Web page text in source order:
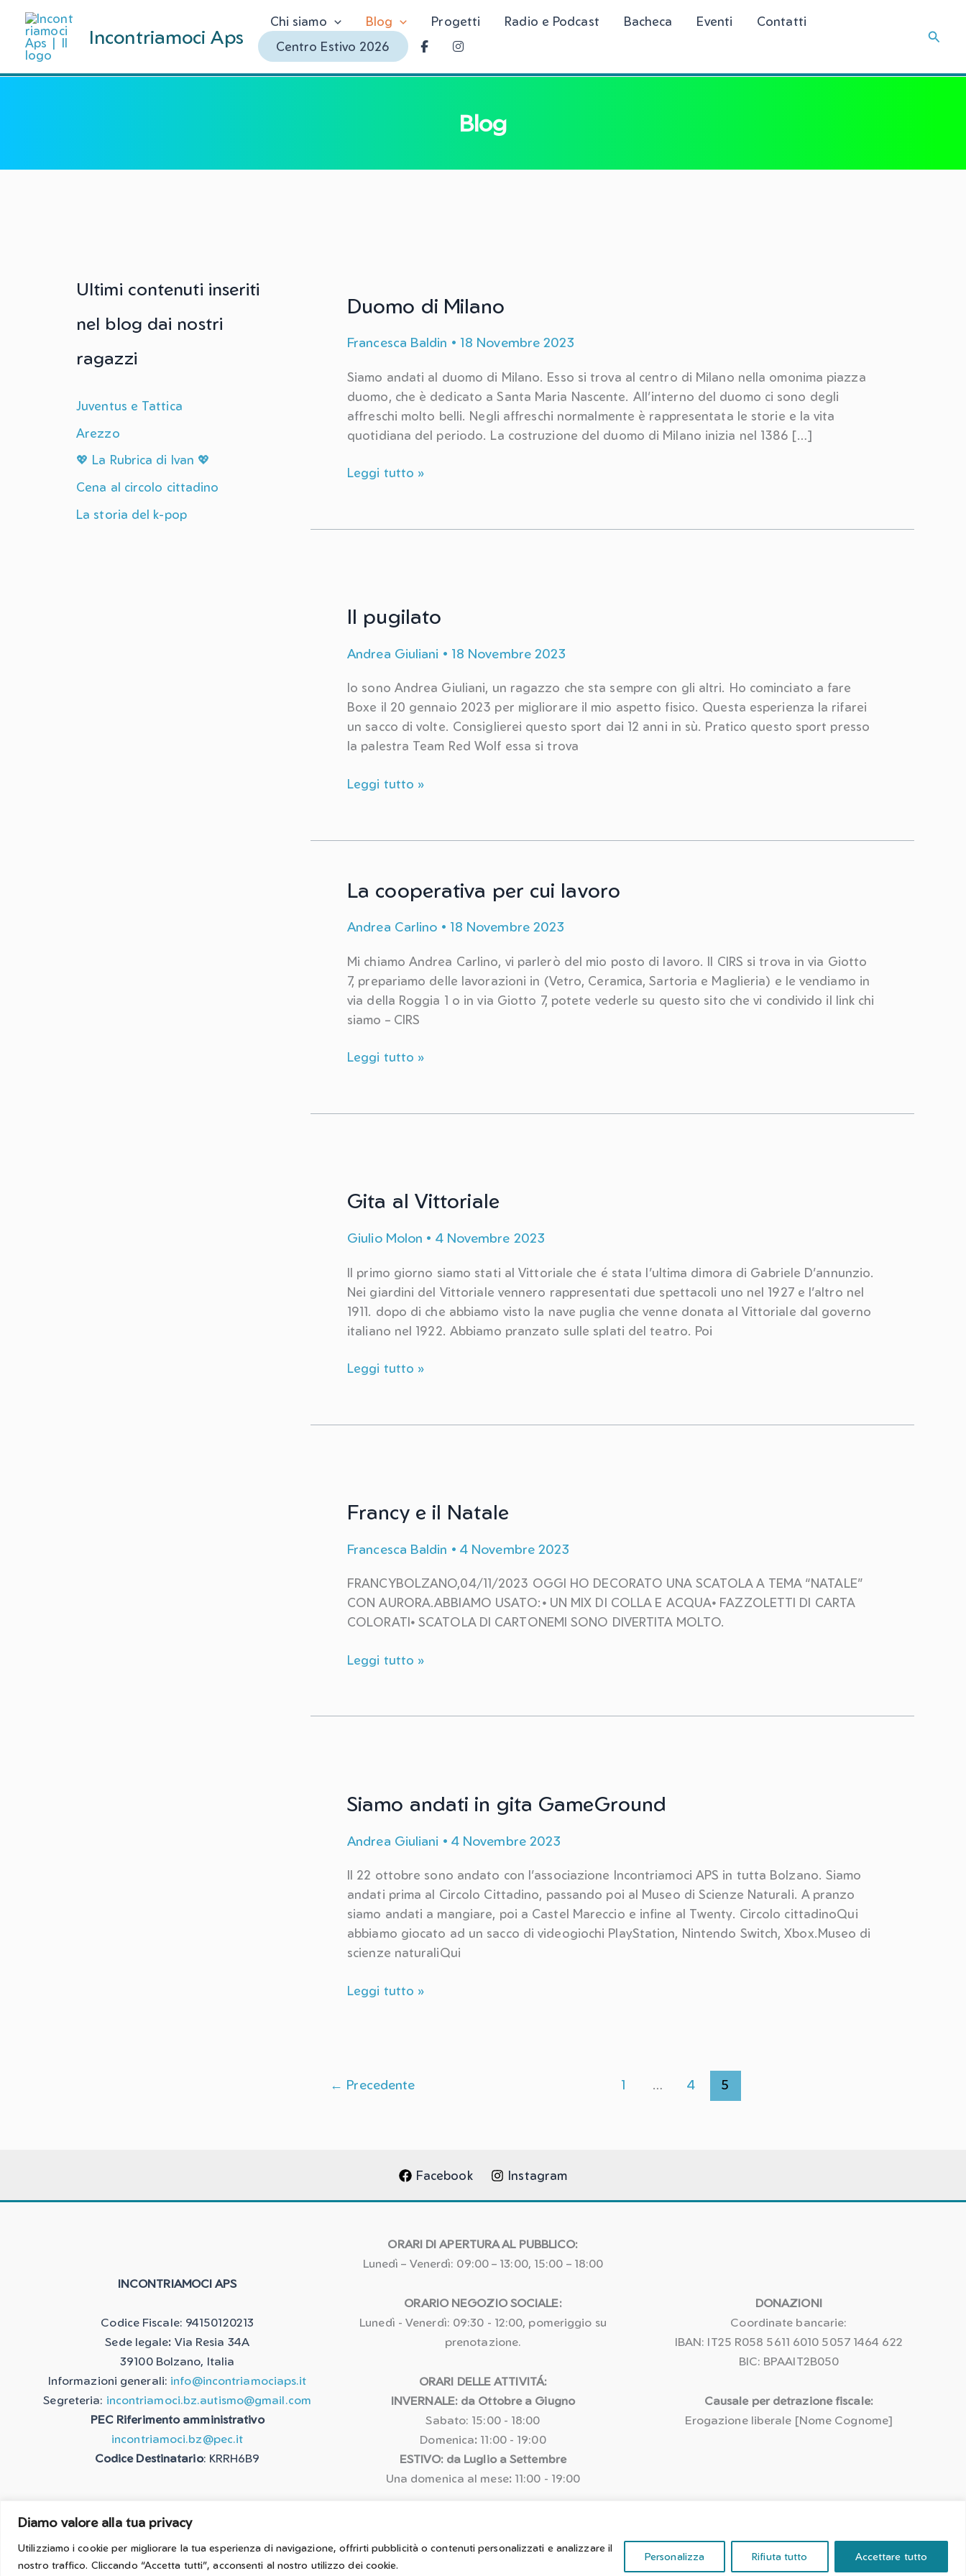
Diamo valore alla tua privacy
Utilizziamo i cookie per migliorare la tua esperienza di navigazione, offrirti pubblicità o contenuti personalizzati e analizzare il
nostro traffico. Cliccando “Accetta tutti”, acconsenti al nostro utilizzo dei cookie.
Personalizza Rifiuta tutto Accettare tutto
contenuto
Incontriamoci Aps
Chi siamo Blog Progetti Radio e Podcast Bacheca Eventi
Contatti
Centro Estivo 2026
Cerca
Blog
Ultimi contenuti inseriti
nel blog dai nostri
ragazzi
Juventus e Tattica
Arezzo
💖 La Rubrica di Ivan 💖
Cena al circolo cittadino
La storia del k-pop
Duomo di Milano
Francesca Baldin • 18 Novembre 2023
Siamo andati al duomo di Milano. Esso si trova al centro di Milano nella omonima piazza
duomo, che è dedicato a Santa Maria Nascente. All’interno del duomo ci sono degli
affreschi molto belli. Negli affreschi normalmente è rappresentata le storie e la vita
quotidiana del periodo. La costruzione del duomo di Milano inizia nel 1386 […]
Duomo
Leggi tutto »
Il pugilato
Andrea Giuliani • 18 Novembre 2023
Io sono Andrea Giuliani, un ragazzo che sta sempre con gli altri. Ho cominciato a fare
Boxe il 20 gennaio 2023 per migliorare il mio aspetto fisico. Questa esperienza la rifarei
un sacco di volte. Consiglierei questo sport dai 12 anni in sù. Pratico questo sport presso
la palestra Team Red Wolf essa si trova
IlLeggi tutto »
La cooperativa per cui lavoro
Andrea Carlino • 18 Novembre 2023
Mi chiamo Andrea Carlino, vi parlerò del mio posto di lavoro. Il CIRS si trova in via Giotto
7, prepariamo delle lavorazioni in (Vetro, Ceramica, Sartoria e Maglieria) e le vendiamo in
via della Roggia 1 o in via Giotto 7, potete vederle su questo sito che vi condivido il link chi
siamo – CIRS
La
cui
Leggi tutto »
Gita al Vittoriale
Giulio Molon • 4 Novembre 2023
Il primo giorno siamo stati al Vittoriale che é stata l’ultima dimora di Gabriele D’annunzio.
Nei giardini del Vittoriale vennero rappresentati due spettacoli uno nel 1927 e l’altro nel
1911. dopo di che abbiamo visto la nave puglia che venne donata al Vittoriale dal governo
italiano nel 1922. Abbiamo pranzato sulle splati del teatro. Poi
Gita
Leggi tutto »
Francy e il Natale
Francesca Baldin • 4 Novembre 2023
FRANCYBOLZANO,04/11/2023 OGGI HO DECORATO UNA SCATOLA A TEMA “NATALE”
CON AURORA.ABBIAMO USATO:⦁ UN MIX DI COLLA E ACQUA⦁ FAZZOLETTI DI CARTA
COLORATI⦁ SCATOLA DI CARTONEMI SONO DIVERTITA MOLTO.
Francy
Natale
Leggi tutto »
Siamo andati in gita GameGround
Andrea Giuliani • 4 Novembre 2023
Il 22 ottobre sono andato con l’associazione Incontriamoci APS in tutta Bolzano. Siamo
andati prima al Circolo Cittadino, passando poi al Museo di Scienze Naturali. A pranzo
siamo andati a mangiare, poi a Castel Mareccio e infine al Twenty. Circolo cittadinoQui
abbiamo giocato ad un sacco di videogiochi PlayStation, Nintendo Switch, Xbox.Museo di
scienze naturaliQui
Siamo
Leggi tutto »
← Precedente 1 … 4 5
Facebook Instagram
INCONTRIAMOCI APS
Codice Fiscale: 94150120213
Sede legale: Via Resia 34A
39100 Bolzano, Italia
Informazioni generali: info@incontriamociaps.it
Segreteria: incontriamoci.bz.autismo@gmail.com
PEC Riferimento amministrativo
incontriamoci.bz@pec.it
Codice Destinatario: KRRH6B9
ORARI DI APERTURA AL PUBBLICO:
Lunedì – Venerdì: 09:00 – 13:00, 15:00 – 18:00
ORARIO NEGOZIO SOCIALE:
Lunedì - Venerdì: 09:30 - 12:00, pomeriggio su
prenotazione.
ORARI DELLE ATTIVITÁ:
INVERNALE: da Ottobre a Giugno
Sabato: 15:00 - 18:00
Domenica: 11:00 - 19:00
ESTIVO: da Luglio a Settembre
Una domenica al mese: 11:00 - 19:00
DONAZIONI
Coordinate bancarie:
IBAN: IT25 R058 5611 6010 5057 1464 622
BIC: BPAAIT2B050
Causale per detrazione fiscale:
Erogazione liberale [Nome Cognome]
Sito web sviluppato e curato dai ragazzi e dalle ragazze diIncontriamoci Apscon l'aiuto diSamuele Marzola